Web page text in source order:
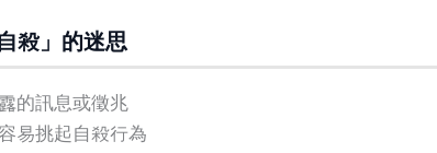
殺」的迷思
的訊息或徵兆
易挑起自殺行為